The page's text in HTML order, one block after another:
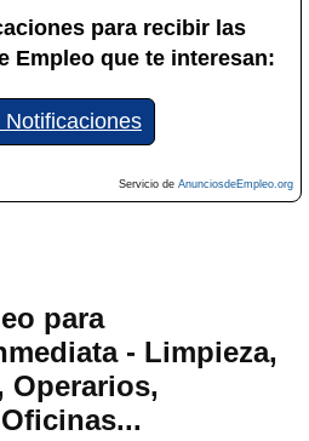
para recibir las
Empleo que te interesan:
Notificaciones
Servicio de AnunciosdeEmpleo.org
para
- Limpieza,
Operarios,